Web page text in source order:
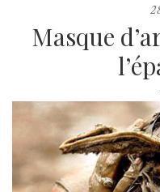
Masque